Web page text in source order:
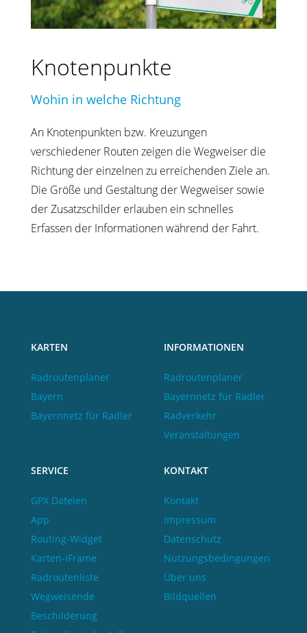
Knotenpunkte
Wohin in welche Richtung
An Knotenpunkten bzw. Kreuzungen
verschiedener Routen zeigen die Wegweiser die
Richtung der einzelnen zu erreichenden Ziele an.
Die Größe und Gestaltung der Wegweiser sowie
der Zusatzschilder erlauben ein schnelles
Erfassen der Informationen während der Fahrt.
KARTEN
Radroutenplaner
Bayern
Bayernnetz für Radler
INFORMATIONEN
Radroutenplaner
Bayernnetz für Radler
Radverkehr
Veranstaltungen
SERVICE
GPX Dateien
App
Routing-Widget
Karten-iFrame
Radroutenliste
Wegweisende
Beschilderung
KONTAKT
Kontakt
Impressum
Datenschutz
Nutzungsbedingungen
Über uns
Bildquellen